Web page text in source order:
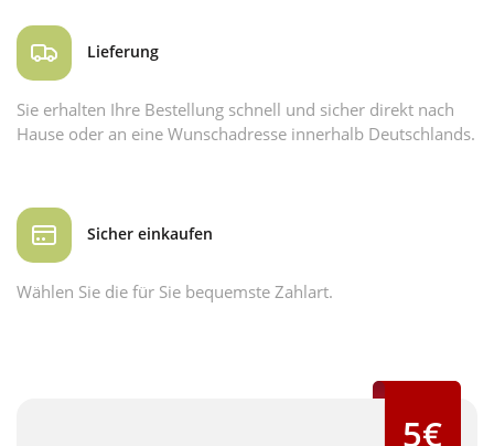
Lieferung
Sie erhalten Ihre Bestellung schnell und sicher direkt nach
Hause oder an eine Wunschadresse innerhalb Deutschlands.
Sicher einkaufen
Wählen Sie die für Sie bequemste Zahlart.
5€